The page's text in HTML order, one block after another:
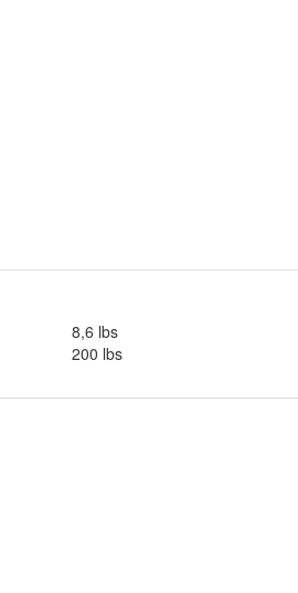
8,6 lbs
200 lbs